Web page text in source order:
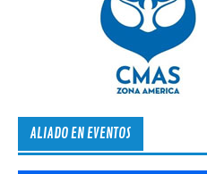
ALIADO EN EVENTOS